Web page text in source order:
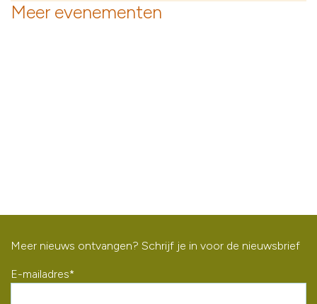
Meer evenementen
Meer nieuws ontvangen? Schrijf je in voor de nieuwsbrief
E-mailadres*